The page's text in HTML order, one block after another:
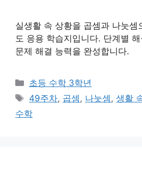
실생활 속 상황을 곱셈과 나눗셈
도 응용 학습지입니다. 단계별
문제 해결 능력을 완성합니다.
카
테
리
초등 수학 3학년
태
그
49주차, 곱셈 , 나눗셈 ,생활
수학